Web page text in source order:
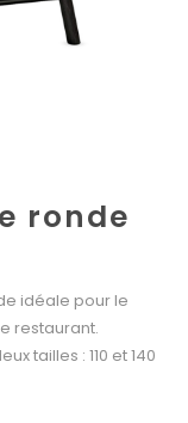
ronde
idéale pour le
restaurant.
tailles : 110 et 140